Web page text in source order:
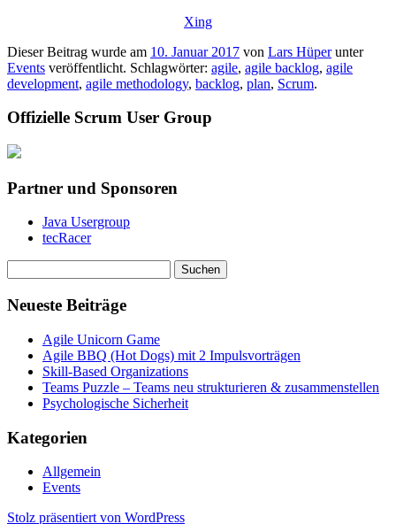
Xing
Dieser Beitrag wurde am 10. Januar 2017 von Lars Hüperunter
Events veröffentlicht. Schlagwörter: agile, agile backlog, agile
development, agile methodology, backlog, plan, Scrum.
Offizielle Scrum User Group
Partner und Sponsoren
Java Usergroup
tecRacer
nach:
Neueste Beiträge
Agile Unicorn Game
Agile BBQ (Hot Dogs) mit 2 Impulsvorträgen
Skill-Based Organizations
Teams Puzzle – Teams neu strukturieren & zusammenstellen
Psychologische Sicherheit
Kategorien
Allgemein
Events
Stolz präsentiert von WordPress